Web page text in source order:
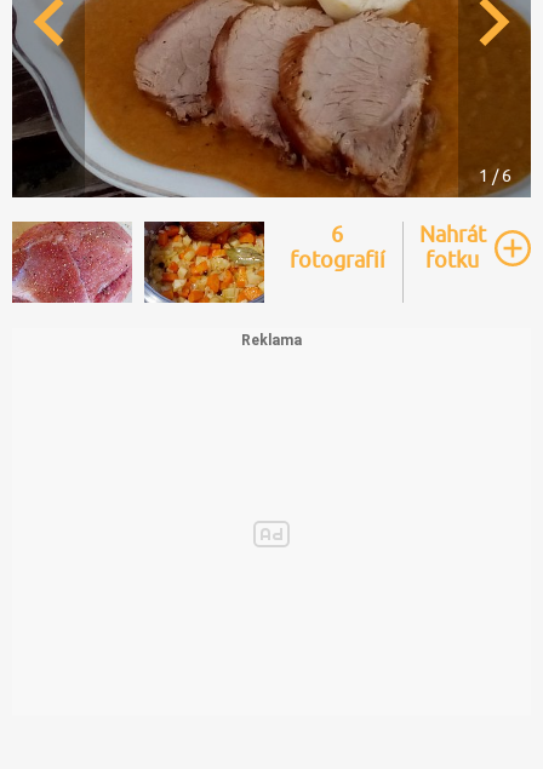
1 / 6
6
fotografií
Nahrát
fotku